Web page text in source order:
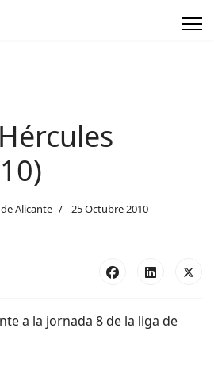
Alicante
25 Octubre 2010
a la jornada 8 de la liga de